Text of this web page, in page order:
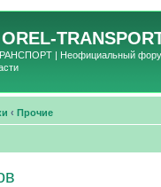
OREL-
| Неофициальный форум
‹ Прочие